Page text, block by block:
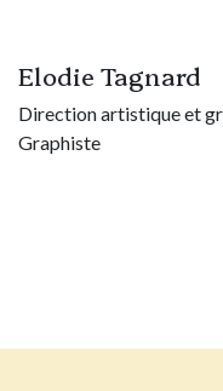
Elodie Tagnard
Direction artistique et
Graphiste